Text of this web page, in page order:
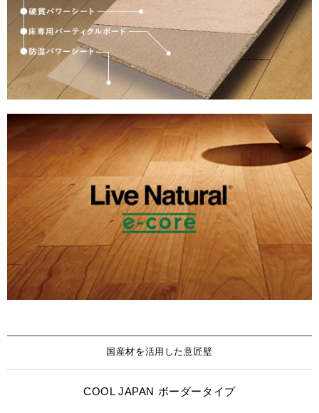
国産材を活用した意匠壁
COOL JAPAN ボーダータイプ